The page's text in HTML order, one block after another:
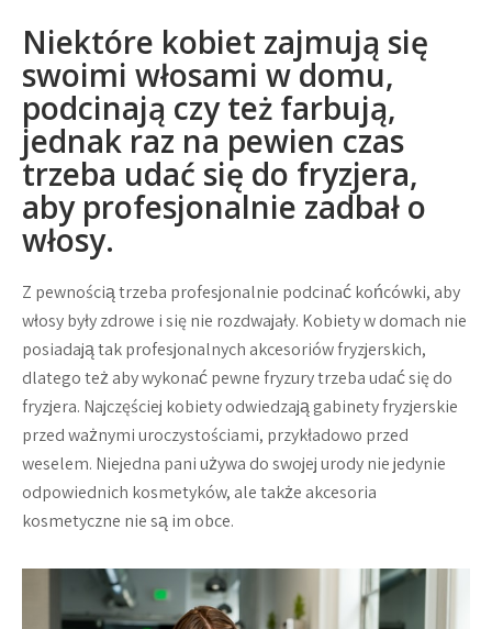
Niektóre kobiet zajmują się
swoimi włosami w domu,
podcinają czy też farbują,
jednak raz na pewien czas
trzeba udać się do fryzjera,
aby profesjonalnie zadbał o
włosy.
Z pewnością trzeba profesjonalnie podcinać końcówki, aby
włosy były zdrowe i się nie rozdwajały. Kobiety w domach nie
posiadają tak profesjonalnych akcesoriów fryzjerskich,
dlatego też aby wykonać pewne fryzury trzeba udać się do
fryzjera. Najczęściej kobiety odwiedzają gabinety fryzjerskie
przed ważnymi uroczystościami, przykładowo przed
weselem. Niejedna pani używa do swojej urody nie jedynie
odpowiednich kosmetyków, ale także akcesoria
kosmetyczne nie są im obce.